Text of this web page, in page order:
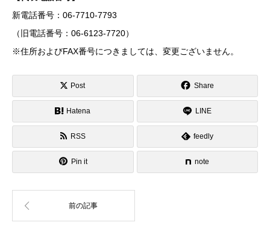
新電話番号：06-7710-7793
（旧電話番号：06-6123-7720）
※住所およびFAX番号につきましては、変更ございません。
Post Share
Hatena LINE
RSS feedly
Pin it note